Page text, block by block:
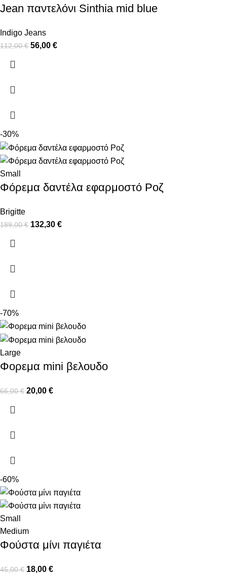
Jean παντελόνι Sinthia mid blue
Indigo Jeans
112,00€ 56,00 €
-30%
Small
Φόρεμα δαντέλα εφαρμοστό Ροζ
Brigitte
189,00€ 132,30 €
-70%
Large
Φορεμα mini βελουδο
66,00€ 20,00 €
-60%
Small
Medium
Φούστα μίνι παγιέτα
45,00€ 18,00 €